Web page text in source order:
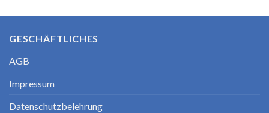
GESCHÄFTLICHES
AGB
Impressum
Datenschutzbelehrung